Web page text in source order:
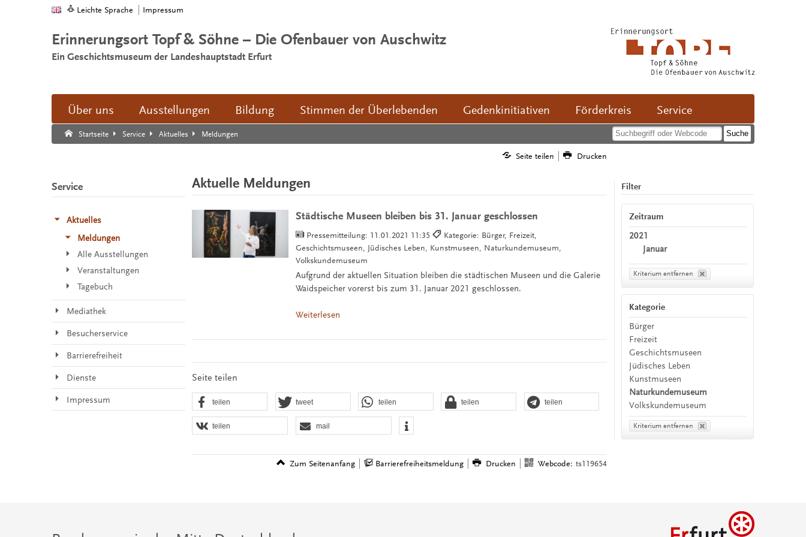
Leichte Sprache Impressum
Erinnerungsort Topf & Söhne – Die Ofenbauer von Auschwitz
Ein Geschichtsmuseum der Landeshauptstadt Erfurt
Über uns Ausstellungen Bildung Stimmen der Überlebenden Gedenkinitiativen Förderkreis Service
Startseite Service Aktuelles Meldungen
Suche:
Suche Ende.
Seite teilen Drucken
Aktuelle Meldungen
Städtische Museen bleiben bis 31. Januar geschlossen
Pressemitteilung: 11.01.2021 11:35
Kategorie: Bürger, Freizeit,
Geschichtsmuseen, Jüdisches Leben, Kunstmuseen, Naturkundemuseum,
Volkskundemuseum
Aufgrund der aktuellen Situation bleiben die städtischen Museen und die Galerie
Waidspeicher vorerst bis zum 31. Januar 2021 geschlossen.
Weiterlesen
Seite teilen
teilen tweet teilen teilen teilen
teilen mail
Zum Seitenanfang Barrierefreiheitsmeldung Drucken Webcode: ts119654
Filter
Zeitraum
2021
Januar
Kriterium entfernen
Kategorie
Bürger
Freizeit
Geschichtsmuseen
Jüdisches Leben
Kunstmuseen
Naturkundemuseum
Volkskundemuseum
Kriterium entfernen
Service
Aktuelles
Meldungen
Alle Ausstellungen
Veranstaltungen
Tagebuch
Mediathek
Besucherservice
Barrierefreiheit
Dienste
Impressum